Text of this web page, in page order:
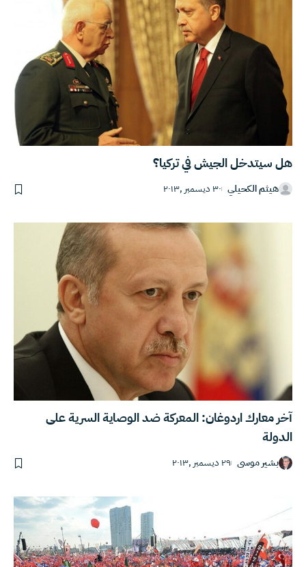
هل سيتدخل الجيش في تركيا؟
هيثم الكحيلي ٣٠ ديسمبر ,٢٠١٣
آخر معارك اردوغان: المعركة ضد الوصاية السرية على
الدولة
بشير موسى ٢٩ ديسمبر ,٢٠١٣